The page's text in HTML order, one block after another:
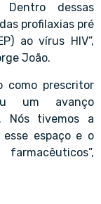
dessas
profilaxias pré
ao vírus HIV”,
João.
como prescritor
um avanço
Nós tivemos a
espaço e o